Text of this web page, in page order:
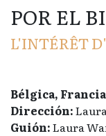
POR EL
L'INTÉRÊT
Bélgica,
Dirección:
Guión:Laura